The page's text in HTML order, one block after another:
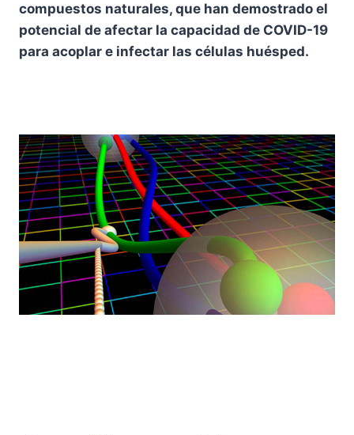
compuestos naturales, que han demostrado el
potencial de afectar la capacidad de COVID-19
para acoplar e infectar las células huésped.